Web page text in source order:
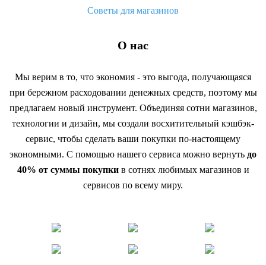
Советы для магазинов
О нас
Мы верим в то, что экономия - это выгода, получающаяся
при бережном расходовании денежных средств, поэтому мы
предлагаем новый инструмент. Объединяя сотни магазинов,
технологии и дизайн, мы создали восхитительный кэшбэк-
сервис, чтобы сделать ваши покупки по-настоящему
экономными. С помощью нашего сервиса можно вернуть до
40% от суммы покупкив сотнях любимых магазинов и
сервисов по всему миру.